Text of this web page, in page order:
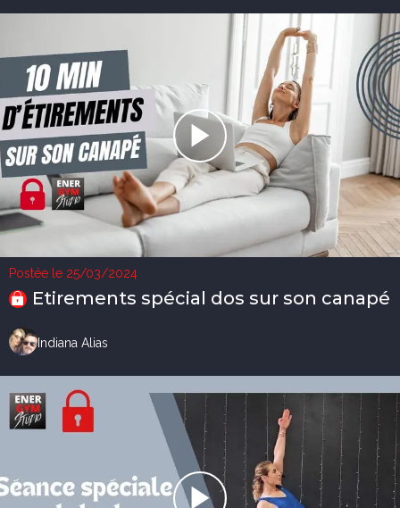
Postée le 25/03/2024
Etirements spécial dos sur son canapé
Indiana Alias